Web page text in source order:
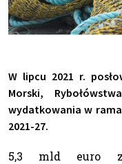
W lipcu 2021 r.
Morski,
wydatkowania w
2021-27.
5,3 mld euro